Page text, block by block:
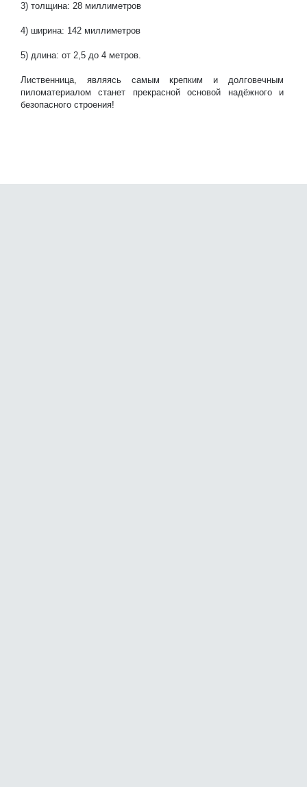
3) толщина: 28 миллиметров
4) ширина: 142 миллиметров
5) длина: от 2,5 до 4 метров.
Лиственница, являясь самым крепким и долговечным
пиломатериалом станет прекрасной основой надёжного и
безопасного строения!